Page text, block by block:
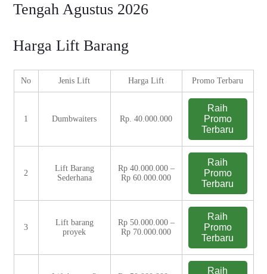
Tengah Agustus 2026
Harga Lift Barang
No Jenis Lift Harga Lift Promo Terbaru
1 Dumbwaiters Rp. 40.000.000
Raih
Promo
Terbaru
2
Lift Barang
Sederhana
Rp 40.000.000 –
Rp 60.000.000
Raih
Promo
Terbaru
3
Lift barang
proyek
Rp 50.000.000 –
Rp 70.000.000
Raih
Promo
Terbaru
Raih